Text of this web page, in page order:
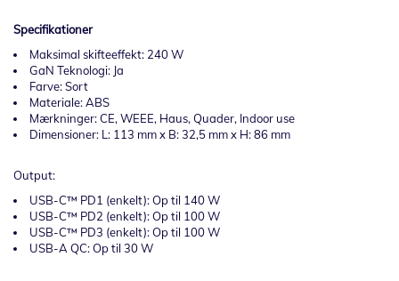
Specifikationer
Maksimal skifteeffekt: 240 W
GaN Teknologi: Ja
Farve: Sort
Materiale: ABS
Mærkninger: CE, WEEE, Haus, Quader, Indoor use
Dimensioner: L: 113 mm x B: 32,5 mm x H: 86 mm
Output:
USB-C™ PD1 (enkelt): Op til 140 W
USB-C™ PD2 (enkelt): Op til 100 W
USB-C™ PD3 (enkelt): Op til 100 W
USB-A QC: Op til 30 W